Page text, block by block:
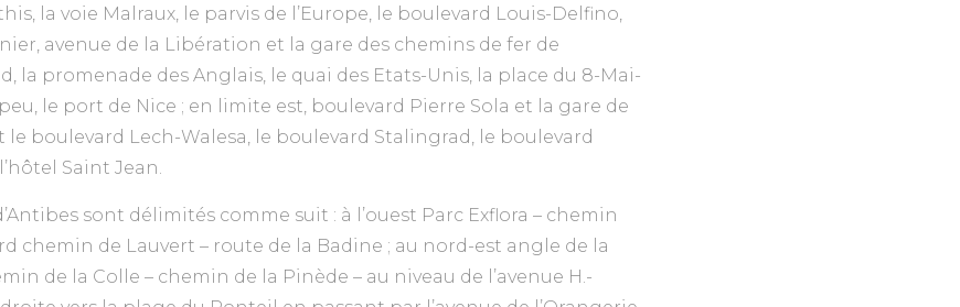
la voie Malraux, le parvis de l’Europe, le boulevard Louis-Delfino,
avenue de la Libération et la gare des chemins de fer de
la promenade des Anglais, le quai des Etats-Unis, la place du 8-Mai-
le port de Nice ; en limite est, boulevard Pierre Sola et la gare de
le boulevard Lech-Walesa, le boulevard Stalingrad, le boulevard
Saint Jean.
sont délimités comme suit : à l’ouest Parc Exflora – chemin
chemin de Lauvert – route de la Badine ; au nord-est angle de la
de la Colle – chemin de la Pinède – au niveau de l’avenue H.-